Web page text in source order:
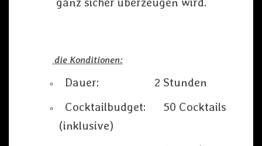
die Konditionen:
Dauer: 2 Stunden
Cocktailbudget: 50 Cocktails
(inklusive)